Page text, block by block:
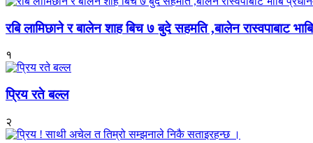
रबि लामिछाने र बालेन शाह बिच ७ बुदे सहमति ,बालेन रास्वपाबाट
१
प्रिय रते बल्ल
२